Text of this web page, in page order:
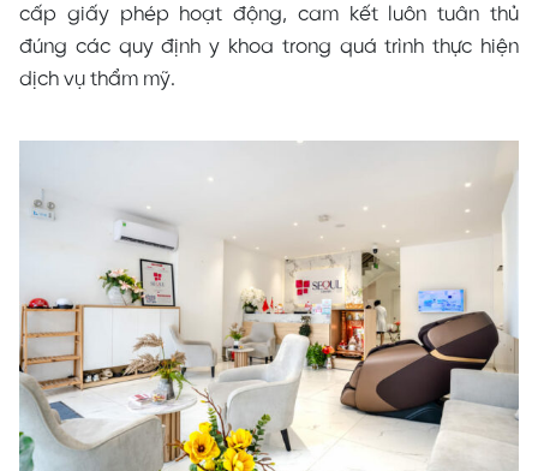
cấp giấy phép hoạt động, cam kết luôn tuân thủ
đúng các quy định y khoa trong quá trình thực hiện
dịch vụ thẩm mỹ.